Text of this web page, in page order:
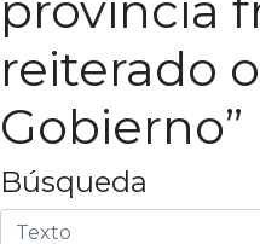
reiterado
Gobierno”
Búsqueda